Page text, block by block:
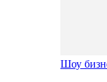
Шоу